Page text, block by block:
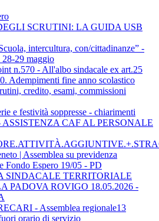
SCRUTINI: LA GUIDA USB
intercultura, con/cittadinanze” -
29 maggio
n.570 - All'albo sindacale ex art.25
Adempimenti fine anno scolastico
credito, esami, commissioni
e festività soppresse - chiarimenti
ASSISTENZA CAF AL PERSONALE
| Assemblea su previdenza
Fondo Espero 19/05 - PD
SINDACALE TERRITORIALE
PADOVA ROVIGO 18.05.2026 -
- Assemblea regionale13
orario di servizio